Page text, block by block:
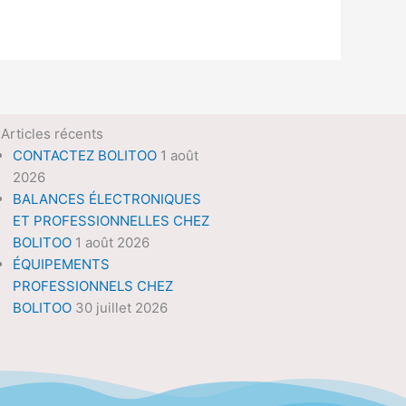
récents
CONTACTEZ BOLITOO 1 août
2026
BALANCES ÉLECTRONIQUES
ET PROFESSIONNELLES CHEZ
BOLITOO 1 août 2026
ÉQUIPEMENTS
PROFESSIONNELS CHEZ
BOLITOO 30 juillet 2026